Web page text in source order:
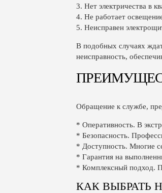
3. Нет электричества в
4. Не работает
5. Неисправен
В подобных случаях
неисправность,
Обращение к службе,
* Оперативность. В
* Безопасность.
* Доступность. Многие
* Гарантия на
* Комплексный подход.
КАК ВЫБРАТЬ